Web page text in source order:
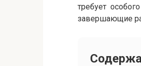
требует
завершающие